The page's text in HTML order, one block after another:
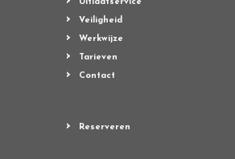
Uitlaatservice
Veiligheid
Werkwijze
Tarieven
Contact
Reserveren